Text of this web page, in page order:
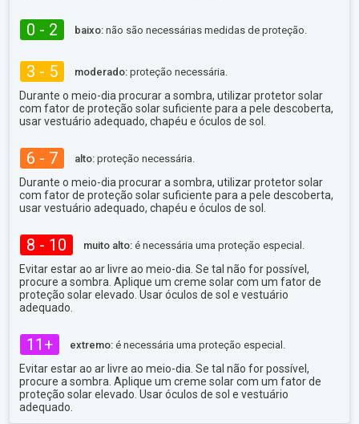
0 - 2 baixo: não são necessárias medidas de proteção.
3 - 5 moderado: proteção necessária.
Durante o meio-dia procurar a sombra, utilizar protetor solar
com fator de proteção solar suficiente para a pele descoberta,
usar vestuário adequado, chapéu e óculos de sol.
6 - 7 alto: proteção necessária.
Durante o meio-dia procurar a sombra, utilizar protetor solar
com fator de proteção solar suficiente para a pele descoberta,
usar vestuário adequado, chapéu e óculos de sol.
8 - 10 muito alto: é necessária uma proteção especial.
Evitar estar ao ar livre ao meio-dia. Se tal não for possível,
procure a sombra. Aplique um creme solar com um fator de
proteção solar elevado. Usar óculos de sol e vestuário
adequado.
11+ extremo: é necessária uma proteção especial.
Evitar estar ao ar livre ao meio-dia. Se tal não for possível,
procure a sombra. Aplique um creme solar com um fator de
proteção solar elevado. Usar óculos de sol e vestuário
adequado.